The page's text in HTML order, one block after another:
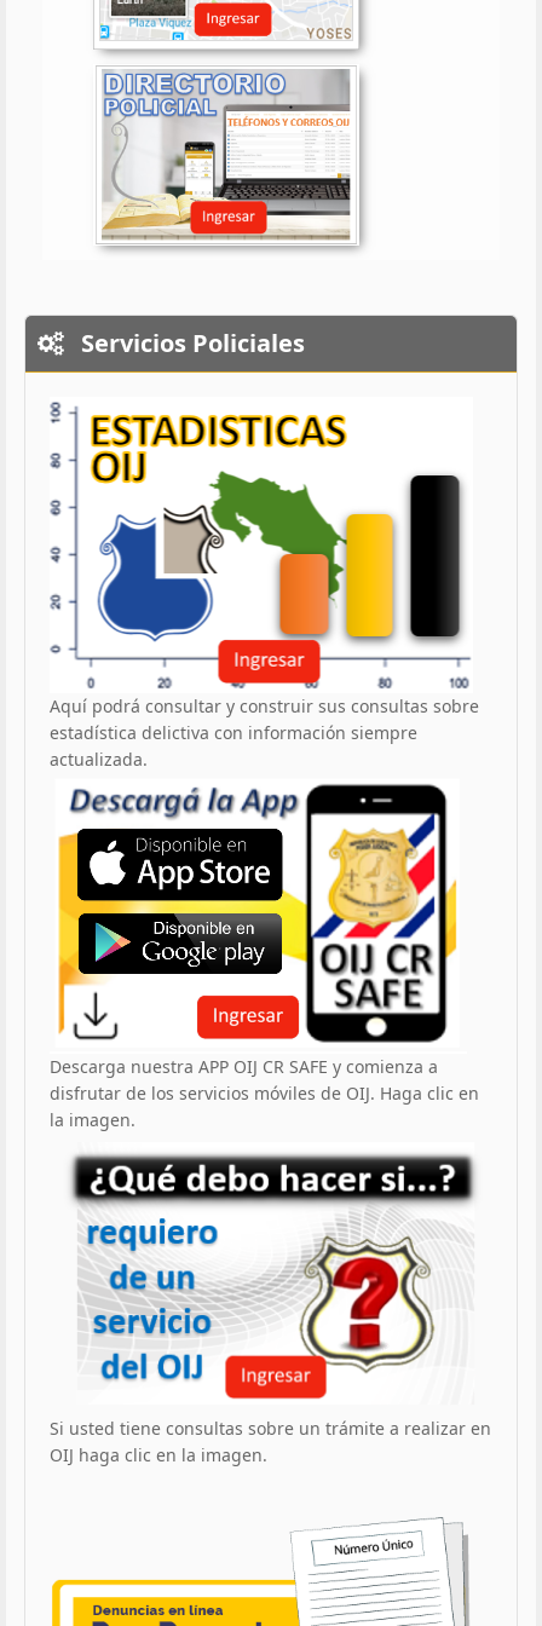
Servicios Policiales
Aquí podrá consultar y construir sus consultas sobre
estadística delictiva con información siempre
actualizada.
Descarga nuestra APP OIJ CR SAFE y comienza a
disfrutar de los servicios móviles de OIJ. Haga clic en
la imagen.
Si usted tiene consultas sobre un trámite a realizar en
OIJ haga clic en la imagen.